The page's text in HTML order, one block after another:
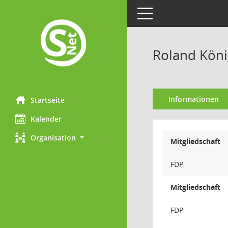
Startseite
Kalender
Organisation
Toggle navigation
Roland
Informationen
Mitgliedschaft
FDP
Mitgliedschaft
FDP